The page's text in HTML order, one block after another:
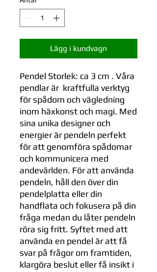
Lägg i kundvagn
Pendel Storlek: ca 3 cm . Våra
pendlar är kraftfulla verktyg
för spådom och vägledning
inom häxkonst och magi. Med
sina unika designer och
energier är pendeln perfekt
för att genomföra spådomar
och kommunicera med
andevärlden. För att använda
pendeln, håll den över din
pendelplatta eller din
handflata och fokusera på din
fråga medan du låter pendeln
röra sig fritt. Syftet med att
använda en pendel är att få
svar på frågor om framtiden,
klargöra beslut eller få insikt i